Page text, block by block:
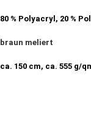
80 % Polyacryl, 20 %
braun meliert
ca. 150 cm, ca. 555 g/